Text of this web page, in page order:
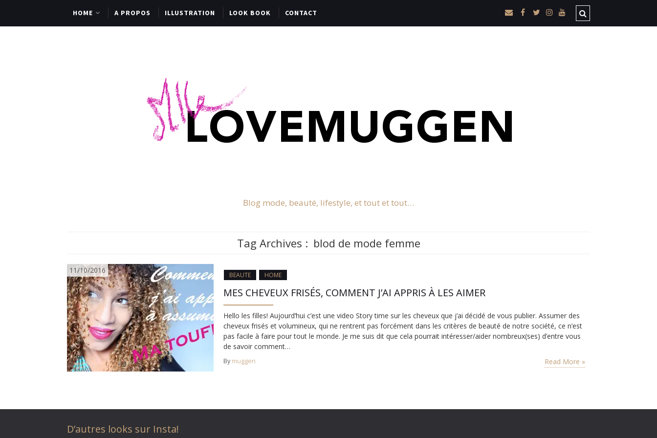
HOME A PROPOS ILLUSTRATION LOOK BOOK CONTACT
Blog mode, beauté, lifestyle, et tout et tout…
Tag Archives : blod de mode femme
11/10/2016
BEAUTE HOME
MES CHEVEUX FRISÉS, COMMENT J’AI APPRIS À LES AIMER
Hello les filles! Aujourd’hui c’est une video Story time sur les cheveux que j’ai décidé de vous publier. Assumer des
cheveux frisés et volumineux, qui ne rentrent pas forcément dans les critères de beauté de notre société, ce n’est
pas facile à faire pour tout le monde. Je me suis dit que cela pourrait intéresser/aider nombreux(ses) d’entre vous
de savoir comment…
By muggen Read More »
D’autres looks sur Insta!